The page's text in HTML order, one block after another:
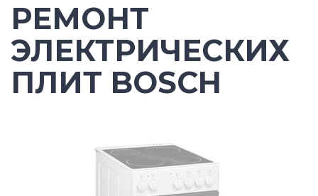
РЕМОНТ
ЭЛЕКТРИЧЕСКИХ
ПЛИТ BOSCH